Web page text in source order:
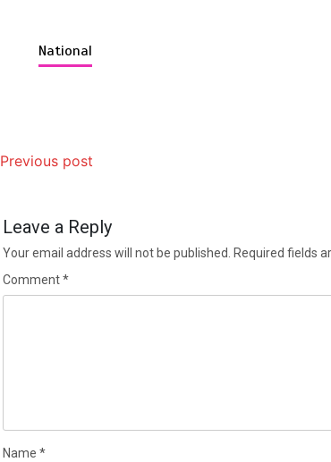
National
Previous post
Leave a Reply
Your email address will not be published. Required fields
Comment*
Name *